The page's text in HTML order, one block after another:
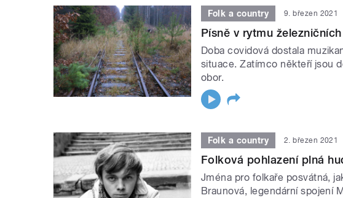
Folk a country 9. březen 2021
Písně v rytmu
Doba covidová dostala
situace. Zatímco někteří jsou
obor.
Folk a country 2. březen 2021
Folková pohlazení plná
Jména pro folkaře posvátná,
Braunová, legendární spojení